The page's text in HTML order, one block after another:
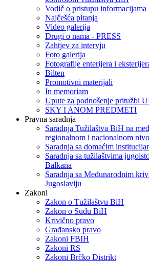
Vodič o pristupu informacijama
Najčešća pitanja
Video galerija
Drugi o nama - PRESS
Zahtjev za intervju
Foto galerija
Fotografije enterijera i
Bilten
Promotivni materijali
In memoriam
Upute za podnošenje pritužbi
SKY I ANOM PREDMETI
Pravna saradnja
Saradnja Tužilaštva BiH na
regionalnom i nacionalnom
Saradnja sa domaćim
Saradnja sa tužilaštvima
Balkana
Saradnja sa Međunarodnim
Jugoslaviju
Zakoni
Zakon o Тužilaštvu BiH
Zakon o Sudu BiH
Krivično pravo
Građansko pravo
Zakoni FBIH
Zakoni RS
Zakoni Brčko Distrikt